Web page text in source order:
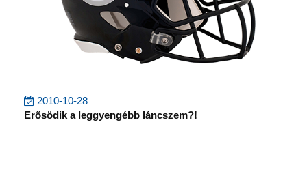
2010-10-28
Erősödik a leggyengébb láncszem?!